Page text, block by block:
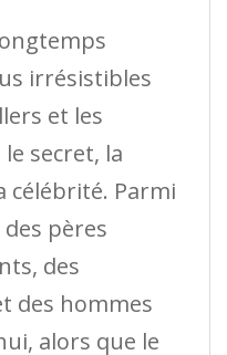
irrésistibles
et les
secret, la
célébrité. Parmi
pères
des
des hommes
alors que le